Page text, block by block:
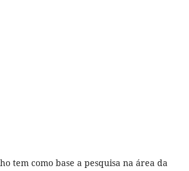
tem como base a pesquisa na área da